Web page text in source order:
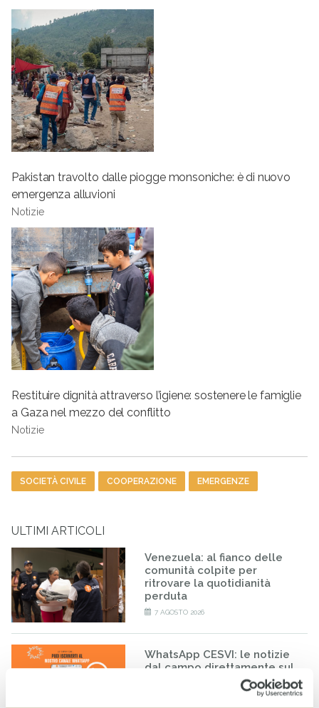
Pakistan travolto dalle piogge monsoniche: è di nuovo
emergenza alluvioni
Notizie
Restituire dignità attraverso l’igiene: sostenere le famiglie
a Gaza nel mezzo del conflitto
Notizie
Tag
SOCIETÀ CIVILE COOPERAZIONE EMERGENZE
ULTIMI ARTICOLI
Venezuela: al fianco delle
comunità colpite per
ritrovare la quotidianità
perduta
7 AGOSTO 2026
WhatsApp CESVI: le notizie
dal campo direttamente sul